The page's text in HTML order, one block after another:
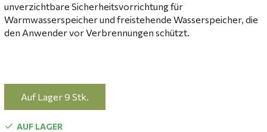
unverzichtbare Sicherheitsvorrichtung für
Warmwasserspeicher und freistehende Wasserspeicher, die
den Anwender vor Verbrennungen schützt.
Auf Lager 9 Stk.
AUF LAGER